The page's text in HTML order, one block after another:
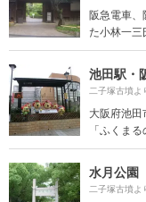
阪急電車、
た小林一三
池田駅・
二子塚古墳よ
大阪府池
「ふくま
水月公園
二子塚古墳よ